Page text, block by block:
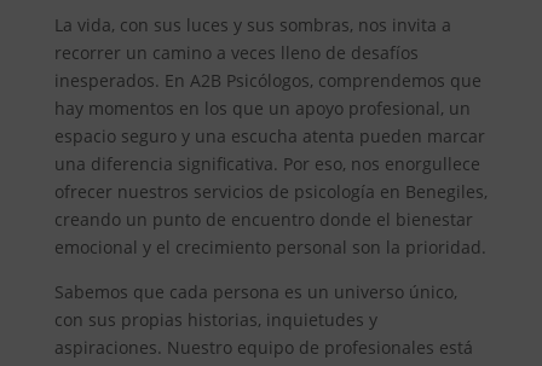
La vida, con sus luces y sus sombras, nos invita a
recorrer un camino a veces lleno de desafíos
inesperados. En A2B Psicólogos, comprendemos que
hay momentos en los que un apoyo profesional, un
espacio seguro y una escucha atenta pueden marcar
una diferencia significativa. Por eso, nos enorgullece
ofrecer nuestros servicios de psicología en Benegiles,
creando un punto de encuentro donde el bienestar
emocional y el crecimiento personal son la prioridad.
Sabemos que cada persona es un universo único,
con sus propias historias, inquietudes y
aspiraciones. Nuestro equipo de profesionales está